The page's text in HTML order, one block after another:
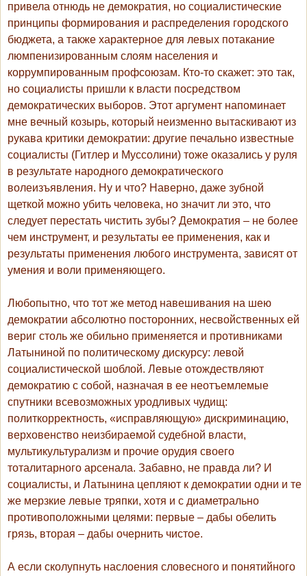
привела отнюдь не демократия, но социалистические
принципы формирования и распределения городского
бюджета, а также характерное для левых потакание
люмпенизированным слоям населения и
коррумпированным профсоюзам. Кто-то скажет: это так,
но социалисты пришли к власти посредством
демократических выборов. Этот аргумент напоминает
мне вечный козырь, который неизменно вытаскивают из
рукава критики демократии: другие печально известные
социалисты (Гитлер и Муссолини) тоже оказались у руля
в результате народного демократического
волеизъявления. Ну и что? Наверно, даже зубной
щеткой можно убить человека, но значит ли это, что
следует перестать чистить зубы? Демократия – не более
чем инструмент, и результаты ее применения, как и
результаты применения любого инструмента, зависят от
умения и воли применяющего.
Любопытно, что тот же метод навешивания на шею
демократии абсолютно посторонних, несвойственных ей
вериг столь же обильно применяется и противниками
Латыниной по политическому дискурсу: левой
социалистической шоблой. Левые отождествляют
демократию с собой, назначая в ее неотъемлемые
спутники всевозможных уродливых чудищ:
политкорректность, «исправляющую» дискриминацию,
верховенство неизбираемой судебной власти,
мультикультурализм и прочие орудия своего
тоталитарного арсенала. Забавно, не правда ли? И
социалисты, и Латынина цепляют к демократии одни и те
же мерзкие левые тряпки, хотя и с диаметрально
противоположными целями: первые – дабы обелить
грязь, вторая – дабы очернить чистое.
А если сколупнуть наслоения словесного и понятийного